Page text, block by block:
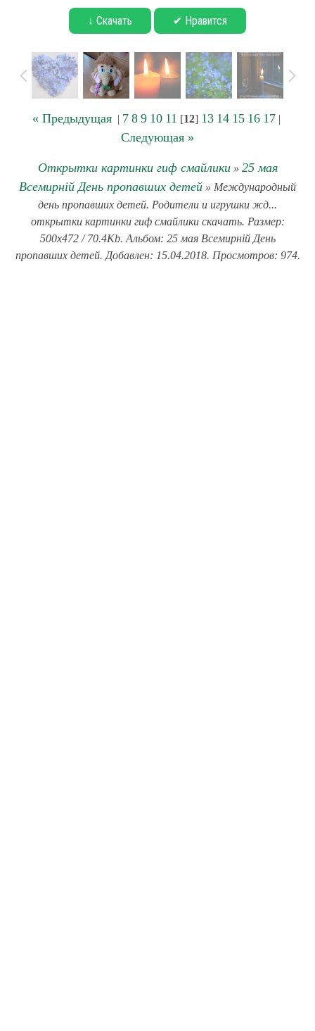
↓ Скачать ✔ Нравится
« Предыдущая| 7 8 9 10 11 [12] 13 14 15 16 17|
Следующая »
Открытки картинки гиф смайлики» 25 мая
Всемирній День пропавших детей » Международный
день пропавших детей. Родители и игрушки жд...
открытки картинки гиф смайлики скачать. Размер:
500x472 / 70.4Kb. Альбом: 25 мая Всемирній День
пропавших детей. Добавлен: 15.04.2018. Просмотров: 974.